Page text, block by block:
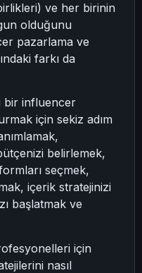
ve her birinin
olduğunu
pazarlama ve
farkı da
bir influencer
için sekiz adım
belirlemek,
seçmek,
içerik stratejinizi
başlatmak ve
için
nasıl